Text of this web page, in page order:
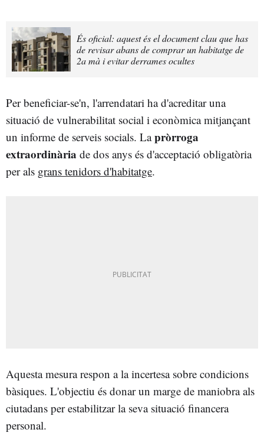
És oficial: aquest és el document clau que has
de revisar abans de comprar un habitatge de
2a mà i evitar derrames ocultes
Per beneficiar-se'n, l'arrendatari ha d'acreditar una
situació de vulnerabilitat social i econòmica mitjançant
un informe de serveis socials. Lapròrroga
extraordinària de dos anys és d'acceptació obligatòria
per als grans tenidors d'habitatge.
Aquesta mesura respon a la incertesa sobre condicions
bàsiques. L'objectiu és donar un marge de maniobra als
ciutadans per estabilitzar la seva situació financera
personal.